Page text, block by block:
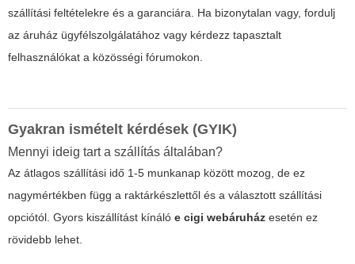
szállítási feltételekre és a garanciára. Ha bizonytalan vagy, fordulj
az áruház ügyfélszolgálatához vagy kérdezz tapasztalt
felhasználókat a közösségi fórumokon.
Gyakran ismételt kérdések (GYIK)
Mennyi ideig tart a szállítás általában?
Az átlagos szállítási idő 1-5 munkanap között mozog, de ez
nagymértékben függ a raktárkészlettől és a választott szállítási
opciótól. Gyors kiszállítást kínáló e cigi webáruház esetén ez
rövidebb lehet.